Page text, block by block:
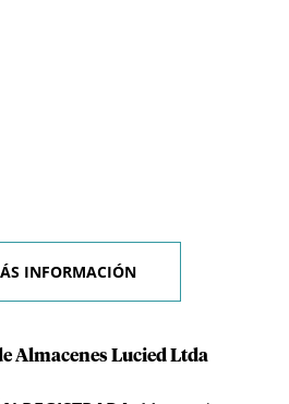
INFORMACIÓN
Almacenes Lucied Ltda